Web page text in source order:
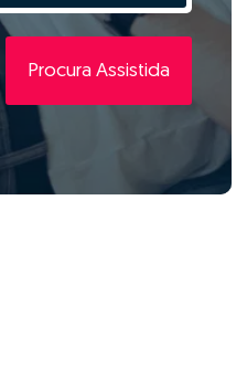
Procura Assistida